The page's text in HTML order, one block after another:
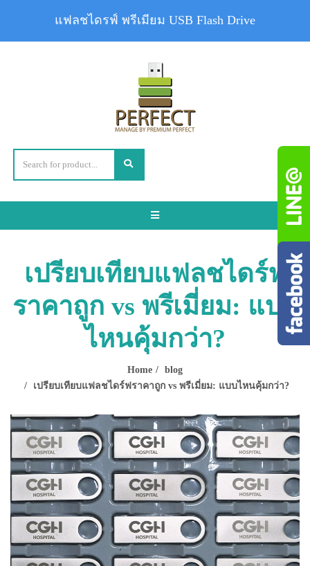
Toggle
เปรียบเทียบแฟลชไดร์ฟ
ราคาถูก vs พรีเมี่ยม: แบบ
ไหนคุ้มกว่า?
Home
blog
เปรียบเทียบแฟลชไดร์ฟราคาถูก vs พรีเมี่ยม: แบบไหนคุ้มกว่า?
แฟลชไดรฟ์ พรีเมียม USB Flash Drive